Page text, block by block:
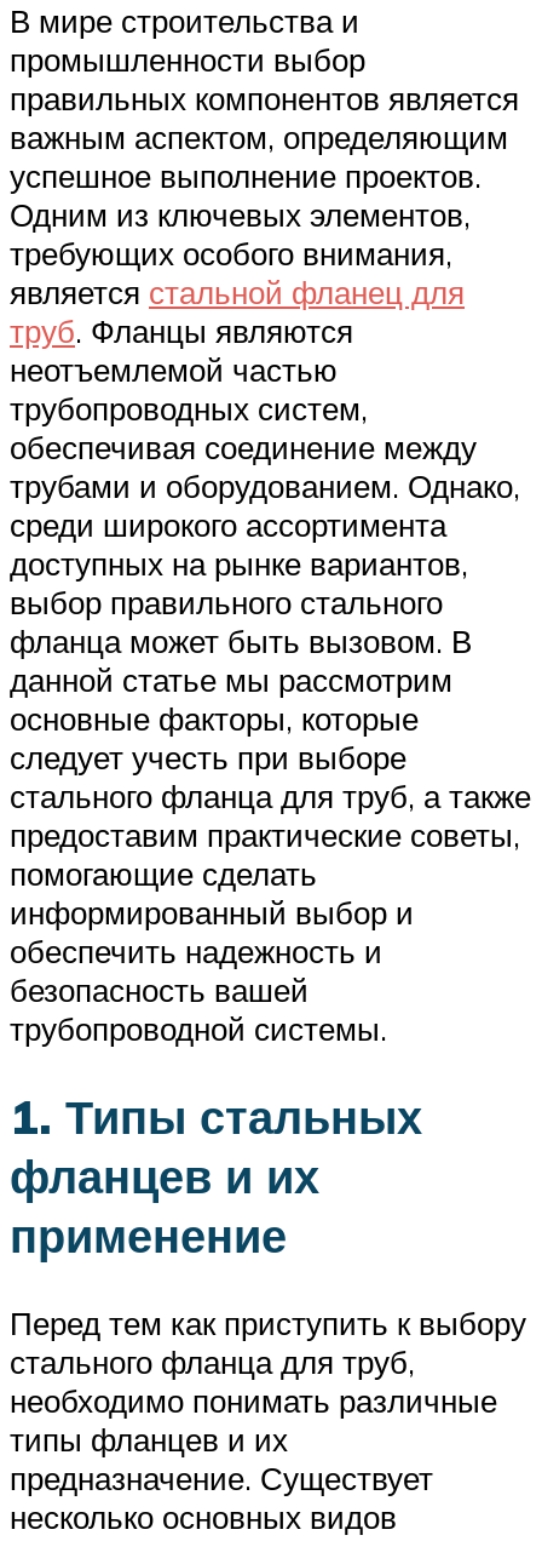
В мире строительства и
промышленности выбор
правильных компонентов является
важным аспектом, определяющим
успешное выполнение проектов.
Одним из ключевых элементов,
требующих особого внимания,
является стальной фланец для
труб. Фланцы являются
неотъемлемой частью
трубопроводных систем,
обеспечивая соединение между
трубами и оборудованием. Однако,
среди широкого ассортимента
доступных на рынке вариантов,
выбор правильного стального
фланца может быть вызовом. В
данной статье мы рассмотрим
основные факторы, которые
следует учесть при выборе
стального фланца для труб, а также
предоставим практические советы,
помогающие сделать
информированный выбор и
обеспечить надежность и
безопасность вашей
трубопроводной системы.
1. Типы стальных
фланцев и их
применение
Перед тем как приступить к выбору
стального фланца для труб,
необходимо понимать различные
типы фланцев и их
предназначение. Существует
несколько основных видов